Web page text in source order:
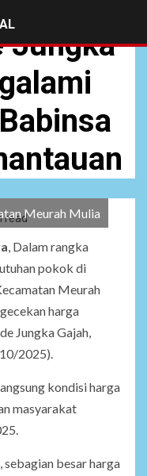
Jungka
readMeurah Mulia
, Dalam rangka
pokok di
Meurah
harga
Jungka Gajah,
2025).
kondisi harga
masyarakat
sebagian besar harga